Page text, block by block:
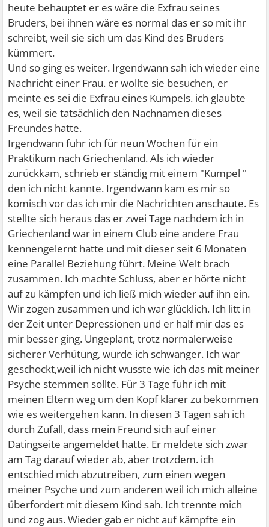
heute behauptet er es wäre die Exfrau seines
Bruders, bei ihnen wäre es normal das er so mit ihr
schreibt, weil sie sich um das Kind des Bruders
kümmert.
Und so ging es weiter. Irgendwann sah ich wieder eine
Nachricht einer Frau. er wollte sie besuchen, er
meinte es sei die Exfrau eines Kumpels. ich glaubte
es, weil sie tatsächlich den Nachnamen dieses
Freundes hatte.
Irgendwann fuhr ich für neun Wochen für ein
Praktikum nach Griechenland. Als ich wieder
zurückkam, schrieb er ständig mit einem "Kumpel "
den ich nicht kannte. Irgendwann kam es mir so
komisch vor das ich mir die Nachrichten anschaute. Es
stellte sich heraus das er zwei Tage nachdem ich in
Griechenland war in einem Club eine andere Frau
kennengelernt hatte und mit dieser seit 6 Monaten
eine Parallel Beziehung führt. Meine Welt brach
zusammen. Ich machte Schluss, aber er hörte nicht
auf zu kämpfen und ich ließ mich wieder auf ihn ein.
Wir zogen zusammen und ich war glücklich. Ich litt in
der Zeit unter Depressionen und er half mir das es
mir besser ging. Ungeplant, trotz normalerweise
sicherer Verhütung, wurde ich schwanger. Ich war
geschockt,weil ich nicht wusste wie ich das mit meiner
Psyche stemmen sollte. Für 3 Tage fuhr ich mit
meinen Eltern weg um den Kopf klarer zu bekommen
wie es weitergehen kann. In diesen 3 Tagen sah ich
durch Zufall, dass mein Freund sich auf einer
Datingseite angemeldet hatte. Er meldete sich zwar
am Tag darauf wieder ab, aber trotzdem. ich
entschied mich abzutreiben, zum einen wegen
meiner Psyche und zum anderen weil ich mich alleine
überfordert mit diesem Kind sah. Ich trennte mich
und zog aus. Wieder gab er nicht auf kämpfte ein